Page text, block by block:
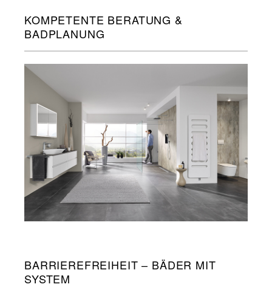
KOMPETENTE BERATUNG &
BADPLANUNG
BARRIEREFREIHEIT – BÄDER MIT
SYSTEM